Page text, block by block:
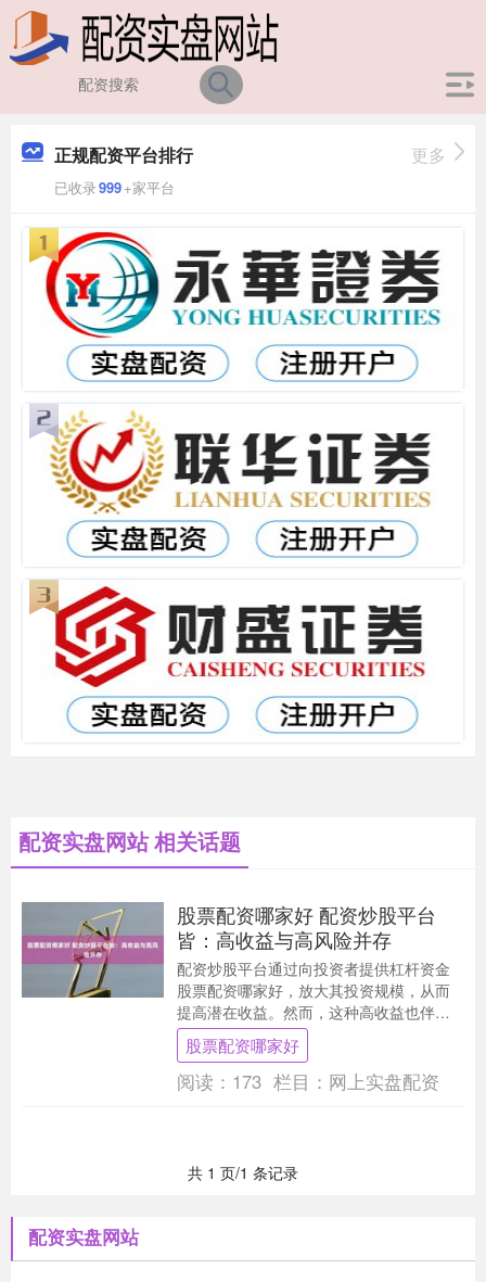
正规配资平台排行
已收录999+家平台
更多
配资实盘网站 相关话题
股票配资哪家好 配资炒股平台
皆：高收益与高风险并存
配资炒股平台通过向投资者提供杠杆资金
股票配资哪家好，放大其投资规模，从而
提高潜在收益。然而，这种高收益也伴随
着高风险。 股票配资网拥有经验丰富的专
业团队，为投资....
股票配资哪家好
阅读： 173 栏目： 网上实盘配资
共 1 页/1 条记录
配资实盘网站